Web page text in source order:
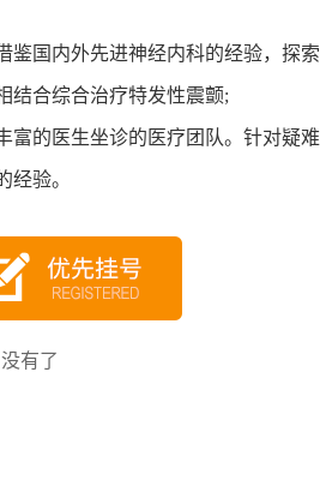
鉴国内外先进神经内科的经验，探索
结合综合治疗特发性震颤;
富的医生坐诊的医疗团队。针对疑难
验。
有了